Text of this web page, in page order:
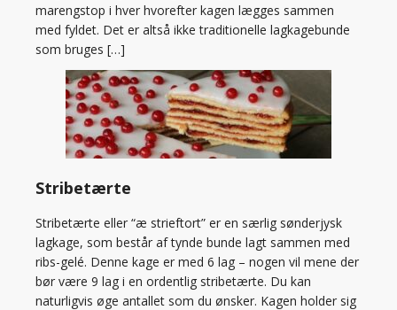
marengstop i hver hvorefter kagen lægges sammen
med fyldet. Det er altså ikke traditionelle lagkagebunde
som bruges […]
Stribetærte
Stribetærte eller “æ strieftort” er en særlig sønderjysk
lagkage, som består af tynde bunde lagt sammen med
ribs-gelé. Denne kage er med 6 lag – nogen vil mene der
bør være 9 lag i en ordentlig stribetærte. Du kan
naturligvis øge antallet som du ønsker. Kagen holder sig